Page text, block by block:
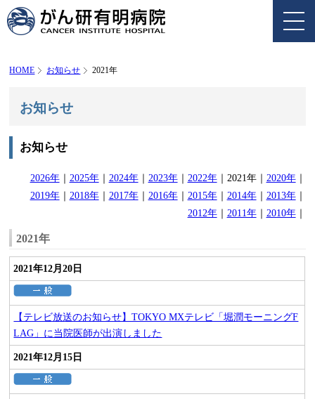
HOME お知らせ 2021年
お知らせ
お知らせ
2026年｜ 2025年｜ 2024年｜ 2023年｜ 2022年｜2021年｜ 2020年｜
2019年｜ 2018年｜ 2017年｜ 2016年｜ 2015年｜ 2014年｜ 2013年｜
2012年｜ 2011年｜ 2010年｜
2021年
2021年12月20日
【テレビ放送のお知らせ】TOKYO MXテレビ「堀潤モーニングF
LAG」に当院医師が出演しました
2021年12月15日